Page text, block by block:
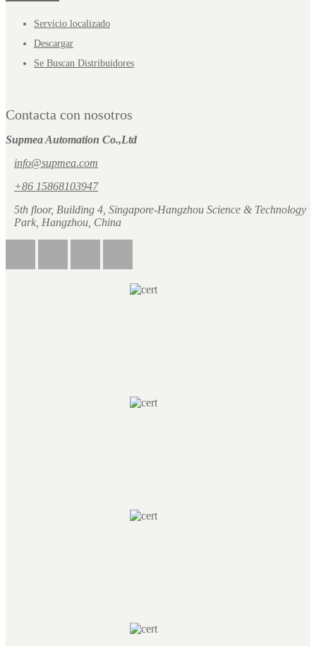
Servicio localizado
Descargar
Se Buscan Distribuidores
Contacta con nosotros
Supmea Automation Co.,Ltd
info@supmea.com
+86 15868103947
5th floor, Building 4, Singapore-Hangzhou Science & Technology
Park, Hangzhou, China